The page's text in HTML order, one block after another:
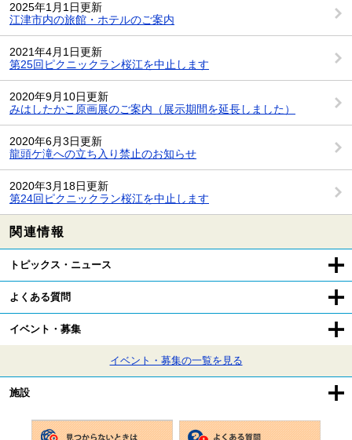
2025年1月1日更新
江津市内の旅館・ホテルのご案内
2021年4月1日更新
第25回ピクニックラン桜江を中止します
2020年9月10日更新
みはしたかこ原画展のご案内（展示期間を延長しました）
2020年6月3日更新
龍頭ケ滝への立ち入り禁止のお知らせ
2020年3月18日更新
第24回ピクニックラン桜江を中止します
関連情報
トピックス・ニュース
よくある質問
イベント・募集
イベント・募集の一覧を見る
施設